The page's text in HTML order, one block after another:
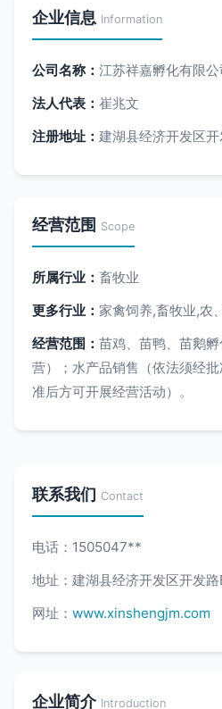
企业信息 Information
公司名称： 江苏祥嘉孵化有限公
法人代表： 崔兆文
注册地址： 建湖县经济开发区
经营范围 Scope
所属行业： 畜牧业
更多行业： 家禽饲养,畜牧业,农
经营范围： 苗鸡、苗鸭、苗鹅
营）；水产品销售（依法须经
准后方可开展经营活动）。
联系我们 Contact
电话：1505047**
地址：建湖县经济开发区开发
网址： www.xinshengjm.com
企业简介 Introduction